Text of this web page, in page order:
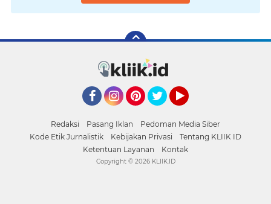
Redaksi Pasang Iklan
Pedoman Media Siber
Kode Etik Jurnalistik
Kebijakan Privasi
Tentang KLIIK ID
Ketentuan Layanan
Kontak
Copyright © 2026 KLIIK.ID